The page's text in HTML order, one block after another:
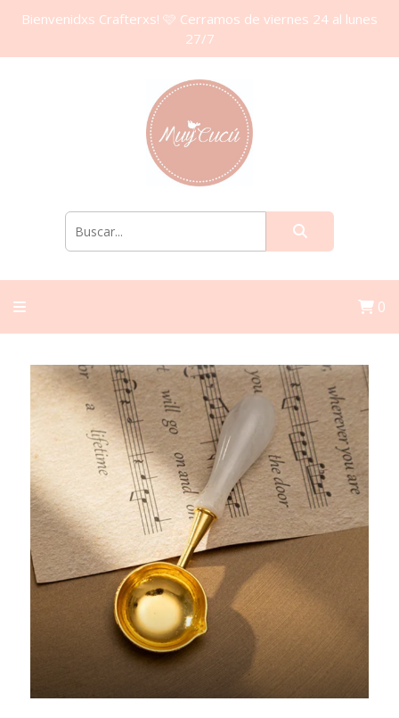
Bienvenidxs Crafterxs! 🩷 Cerramos de viernes 24 al lunes
27/7
0